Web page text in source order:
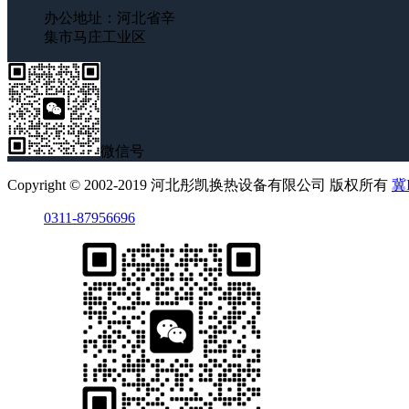
办公地址：河北省辛
集市马庄工业区
微信号
Copyright © 2002-2019 河北彤凯换热设备有限公司 版权所有 冀
0311-87956696